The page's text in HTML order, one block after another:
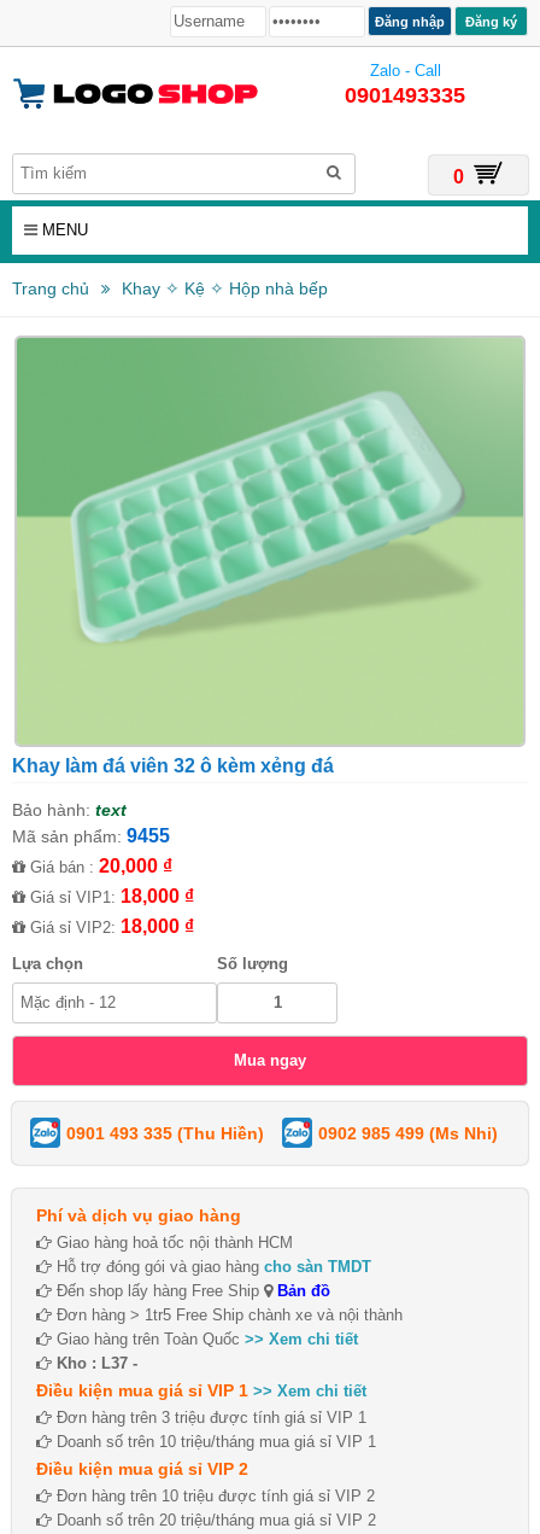
Đăng ký
Zalo - Call
0901493335
0
MENU
Trang chủ Khay ✧ Kệ ✧ Hộp nhà bếp
Khay làm đá viên 32 ô kèm xẻng đá
Bảo hành: text
Mã sản phẩm: 9455
Giá bán : 20,000 ₫
Giá sỉ VIP1: 18,000 ₫
Giá sỉ VIP2: 18,000 ₫
Lựa chọn Số lượng
0901 493 335 (Thu Hiền) 0902 985 499 (Ms Nhi)
Phí và dịch vụ giao hàng
Giao hàng hoả tốc nội thành HCM
Hỗ trợ đóng gói và giao hàng cho sàn TMDT
Đến shop lấy hàng Free Ship
Bản đồ
Đơn hàng > 1tr5 Free Ship chành xe và nội thành
Giao hàng trên Toàn Quốc >> Xem chi tiết
Kho : L37 -
Điều kiện mua giá sỉ VIP 1 >> Xem chi tiết
Đơn hàng trên 3 triệu được tính giá sỉ VIP 1
Doanh số trên 10 triệu/tháng mua giá sỉ VIP 1
Điều kiện mua giá sỉ VIP 2
Đơn hàng trên 10 triệu được tính giá sỉ VIP 2
Doanh số trên 20 triệu/tháng mua giá sỉ VIP 2